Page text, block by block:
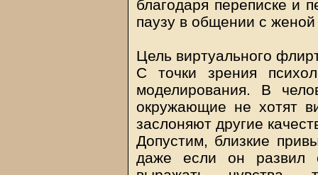
благодаря переписке и
паузу в общении с
Цель виртуального
С точки зрения
моделирования. В
окружающие не хотят
заслоняют другие
Допустим, близкие
даже если он развил